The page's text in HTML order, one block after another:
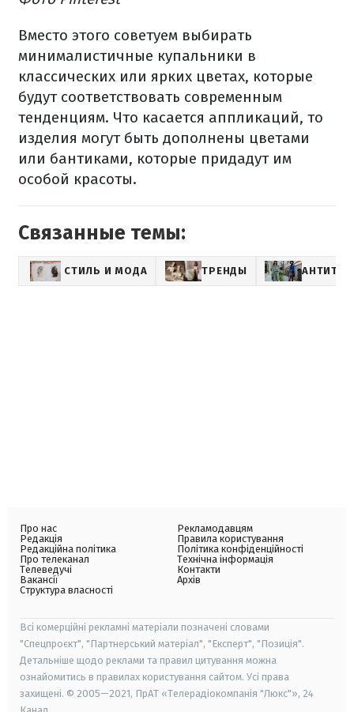
Вместо этого советуем выбирать
минималистичные купальники в
классических или ярких цветах, которые
будут соответствовать современным
тенденциям. Что касается аппликаций, то
изделия могут быть дополнены цветами
или бантиками, которые придадут им
особой красоты.
Связанные темы:
СТИЛЬ И МОДА ТРЕНДЫ
Про нас
Редакція
Редакційна політика
Про телеканал
Телеведучі
Вакансії
Структура власності
Рекламодавцям
Правила користування
Політика конфіденційності
Технічна інформація
Контакти
Архів
Всі комерційні рекламні матеріали позначені словами
"Спецпроєкт", "Партнерський матеріал", "Експерт", "Позиція".
Детальніше щодо реклами та правил цитування можна
ознайомитись в правилах користування сайтом. Усі права
захищені. © 2005—2021, ПрАТ «Телерадіокомпанія "Люкс"», 24